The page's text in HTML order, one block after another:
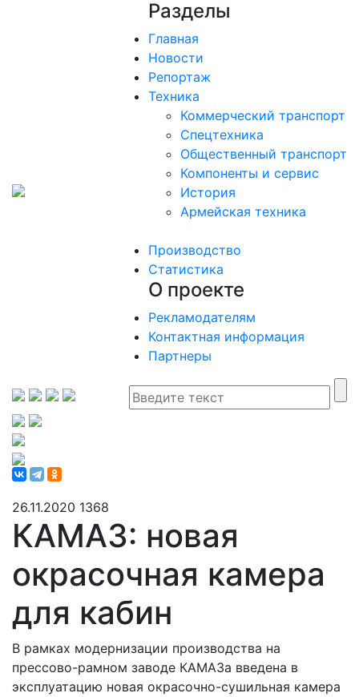
Разделы
Главная
Новости
Репортаж
Техника
Коммерческий транспорт
Спецтехника
Общественный транспорт
Компоненты и сервис
История
Армейская техника
Производство
Статистика
О проекте
Рекламодателям
Контактная информация
Партнеры
26.11.2020 1368
КАМАЗ: новая
окрасочная камера
для кабин
В рамках модернизации производства на
прессово-рамном заводе КАМАЗа введена в
эксплуатацию новая окрасочно-сушильная камера